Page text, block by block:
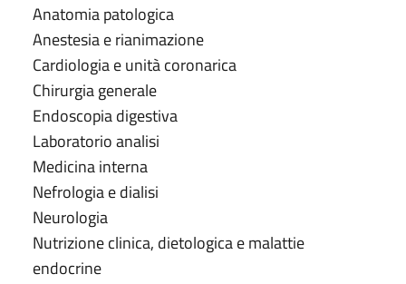
Anatomia patologica
Anestesia e rianimazione
Cardiologia e unità coronarica
Chirurgia generale
Endoscopia digestiva
Laboratorio analisi
Medicina interna
Nefrologia e dialisi
Neurologia
Nutrizione clinica, dietologica e malattie
endocrine